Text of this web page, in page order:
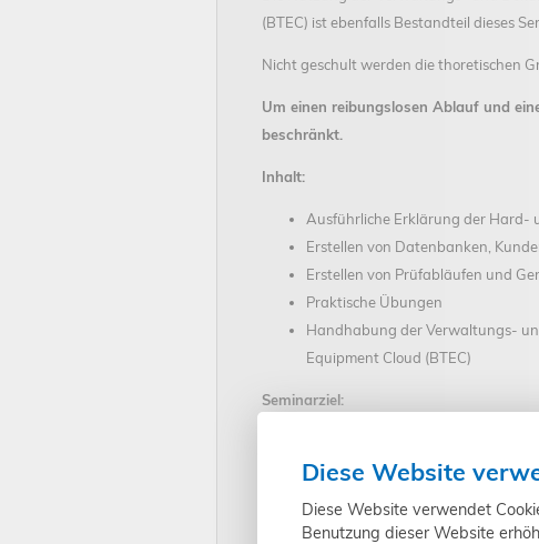
(BTEC) ist ebenfalls Bestandteil dieses
Nicht geschult werden die thoretischen
Um einen reibungslosen Ablauf und
beschränkt.
Inhalt:
Ausführliche Erklärung der Hard-
Erstellen von Datenbanken,
Erstellen von Prüfabläufen und
Praktische Übungen
Handhabung der Verwaltungs-
Equipment Cloud (BTEC)
Seminarziel:
Teilnahmevoraussetzung:
Elektrofachkräfte wie Elektroniker
und alle anderen Interessierten.
Diese Website
Diese Website verwendet
Benutzung dieser Website